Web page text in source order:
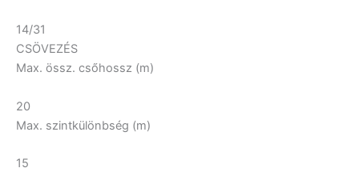
14/31
CSÖVEZÉS
Max. össz. csőhossz (m)
20
Max. szintkülönbség (m)
15